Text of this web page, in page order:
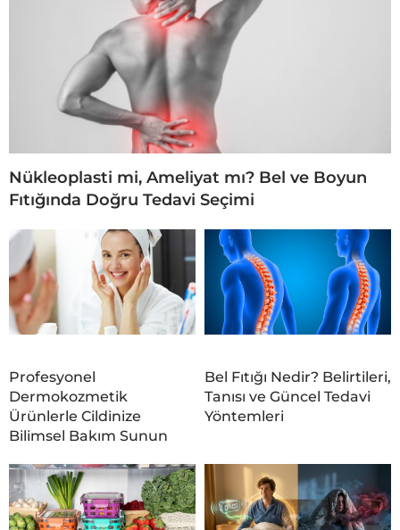
Nükleoplasti mi, Ameliyat mı? Bel ve Boyun
Fıtığında Doğru Tedavi Seçimi
Profesyonel
Dermokozmetik
Ürünlerle Cildinize
Bilimsel Bakım Sunun
Bel Fıtığı Nedir? Belirtileri,
Tanısı ve Güncel Tedavi
Yöntemleri